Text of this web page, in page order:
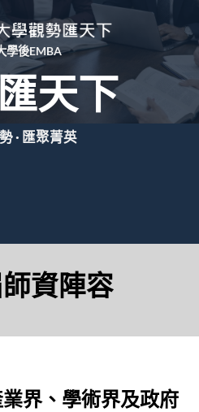
學後EMBA
天下
· 匯聚菁英
資陣容
界、學術界及政府